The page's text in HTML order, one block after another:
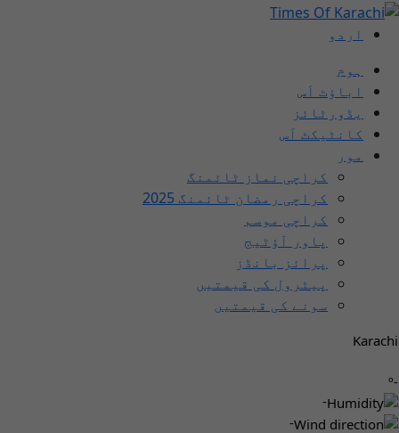
اردو
ہوم
اباؤٹ اَس
یڈورٹائز
کانٹیکٹ اَس
مور
کراچی نماز ٹائمنگ
کراچی رمضان ٹائمنگ 2025
کراچی موسم
پاور آؤٹیج
پرائز بانڈز
پیٹرول کی قیمتیں
سونے کی قیمتیں
Karachi
-º
-
-